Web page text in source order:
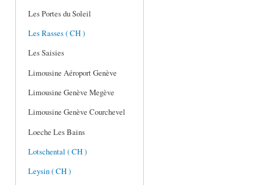
Les Portes du Soleil
Les Rasses ( CH )
Les Saisies
Limousine Aéroport Genève
Limousine Genève Megève
Limousine Genève Courchevel
Loeche Les Bains
Lotschental ( CH )
Leysin ( CH )